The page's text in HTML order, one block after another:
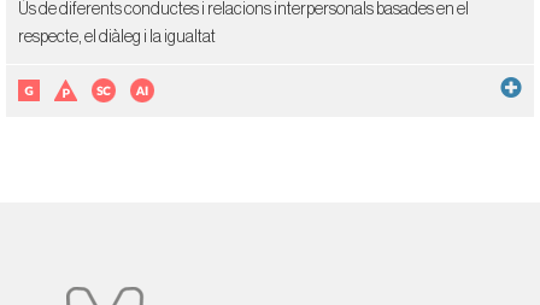
Ús de diferents conductes i relacions interpersonals basades en el
respecte, el diàleg i la igualtat